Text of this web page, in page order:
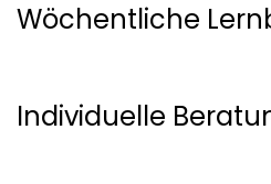
Wöchentliche
Individuelle